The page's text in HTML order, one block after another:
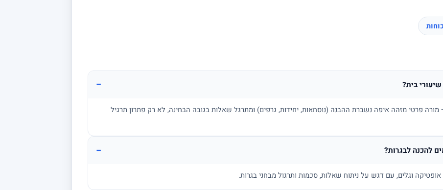
בית? −
פרטי מזהה איפה נשברת ההבנה (נוסחאות, יחידות, גרפים) ומתרגל שאלות בגובה הבחינה, לא רק פתרון תרגיל
להכנה לבגרות? −
וגלים, עם דגש על ניתוח שאלות, סכמות ותרגול מבחני בגרות.